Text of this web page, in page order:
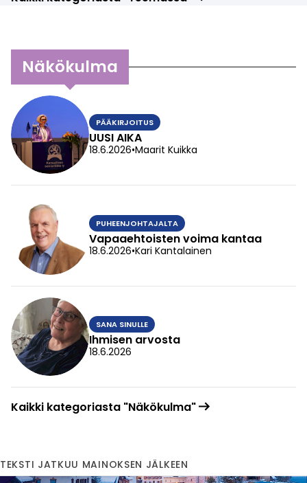
Näkökulma
PÄÄKIRJOITUS
UUSI AIKA
18.6.2026•Maarit Kuikka
PUHEENJOHTAJALTA
Vapaaehtoisten voima kantaa
18.6.2026•Kari Kantalainen
SANA SINULLE
Ihmisen arvosta
18.6.2026
Kaikki kategoriasta "Näkökulma"
TEKSTI JATKUU MAINOKSEN JÄLKEEN